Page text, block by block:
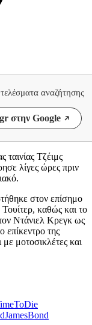
αναζήτησης
στην Google
Τζέιμς
λίγες ώρες πριν
στον επίσημο
Τουίτερ, καθώς και το
Ντάνιελ Κρεγκ ως
επίκεντρο της
μοτοσικλέτες και